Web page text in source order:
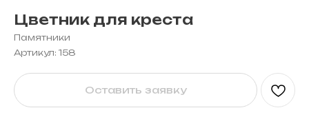
Цветник для креста
Памятники
Артикул: 158
Оставить заявку